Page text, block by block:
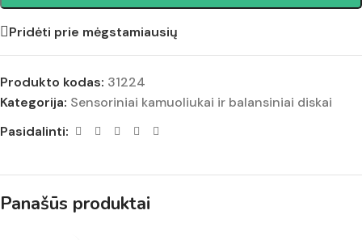
Pridėti prie mėgstamiausių
Produkto kodas: 31224
Kategorija: Sensoriniai kamuoliukai ir balansiniai diskai
Pasidalinti:
Panašūs produktai